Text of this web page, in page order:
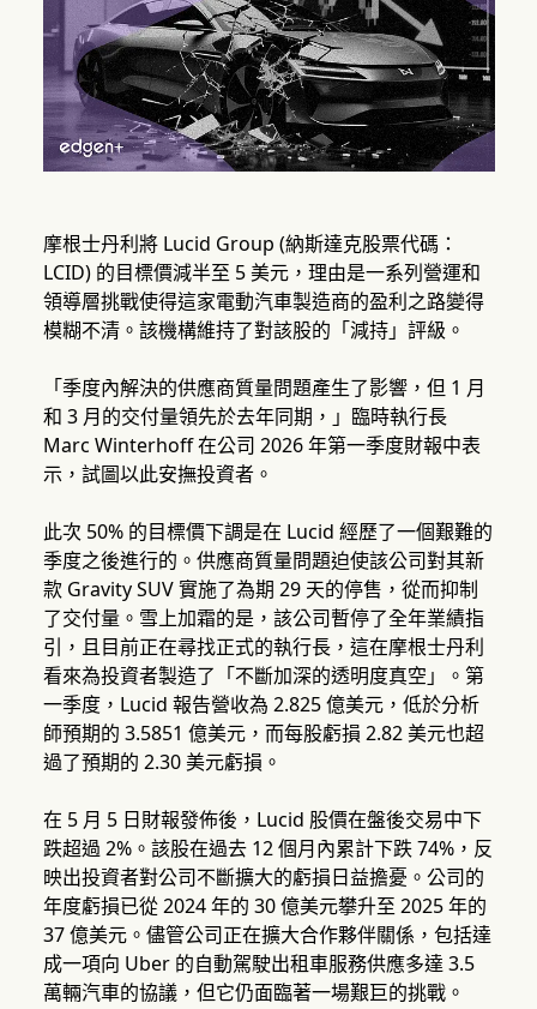
摩根士丹利將 Lucid Group (納斯達克股票代碼：
LCID) 的目標價減半至 5 美元，理由是一系列營運和
領導層挑戰使得這家電動汽車製造商的盈利之路變得
模糊不清。該機構維持了對該股的「減持」評級。
「季度內解決的供應商質量問題產生了影響，但 1 月
和 3 月的交付量領先於去年同期，」臨時執行長
Marc Winterhoff 在公司 2026 年第一季度財報中表
示，試圖以此安撫投資者。
此次 50% 的目標價下調是在 Lucid 經歷了一個艱難的
季度之後進行的。供應商質量問題迫使該公司對其新
款 Gravity SUV 實施了為期 29 天的停售，從而抑制
了交付量。雪上加霜的是，該公司暫停了全年業績指
引，且目前正在尋找正式的執行長，這在摩根士丹利
看來為投資者製造了「不斷加深的透明度真空」。第
一季度，Lucid 報告營收為 2.825 億美元，低於分析
師預期的 3.5851 億美元，而每股虧損 2.82 美元也超
過了預期的 2.30 美元虧損。
在 5 月 5 日財報發佈後，Lucid 股價在盤後交易中下
跌超過 2%。該股在過去 12 個月內累計下跌 74%，反
映出投資者對公司不斷擴大的虧損日益擔憂。公司的
年度虧損已從 2024 年的 30 億美元攀升至 2025 年的
37 億美元。儘管公司正在擴大合作夥伴關係，包括達
成一項向 Uber 的自動駕駛出租車服務供應多達 3.5
萬輛汽車的協議，但它仍面臨著一場艱巨的挑戰。